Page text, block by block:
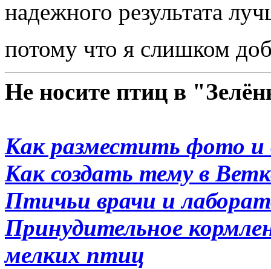
надежного результата
потому что я слишком
Не носите птиц в
Как разместить фото и
Как создать тему в
Птичьи врачи и
Принудительное
мелких птиц